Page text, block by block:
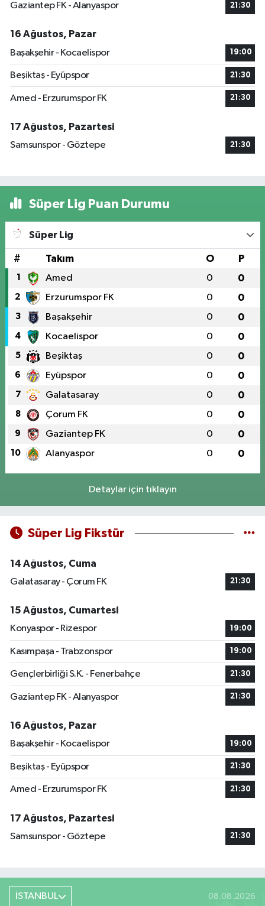
Gaziantep FK - Alanyaspor 21:30
16 Ağustos, Pazar
Başakşehir - Kocaelispor
19:00
Beşiktaş - Eyüpspor 21:30
Amed - Erzurumspor FK 21:30
17 Ağustos, Pazartesi
Samsunspor - Göztepe
21:30
Süper Lig Puan Durumu
Süper Lig
# Takım O P
1 Amed 0 0
2 Erzurumspor FK 0 0
3 Başakşehir 0 0
4 Kocaelispor 0 0
5 Beşiktaş 0 0
6 Eyüpspor 0 0
7 Galatasaray 0 0
8 Çorum FK 0 0
9 Gaziantep FK 0 0
10 Alanyaspor 0 0
Detaylar için tıklayın
Süper Lig Fikstür
14 Ağustos, Cuma
Galatasaray - Çorum FK
21:30
15 Ağustos, Cumartesi
Konyaspor - Rizespor
19:00
Kasımpaşa - Trabzonspor 19:00
Gençlerbirliği S.K. - Fenerbahçe 21:30
Gaziantep FK - Alanyaspor 21:30
16 Ağustos, Pazar
Başakşehir - Kocaelispor
19:00
Beşiktaş - Eyüpspor 21:30
Amed - Erzurumspor FK 21:30
17 Ağustos, Pazartesi
Samsunspor - Göztepe
21:30
İSTANBUL 08.08.2026